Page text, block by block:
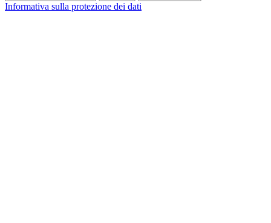
Informativa sulla protezione dei dati